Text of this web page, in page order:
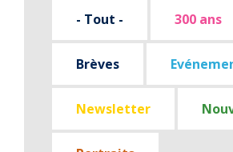
- Tout - 300 ans
Brèves
Newsletter